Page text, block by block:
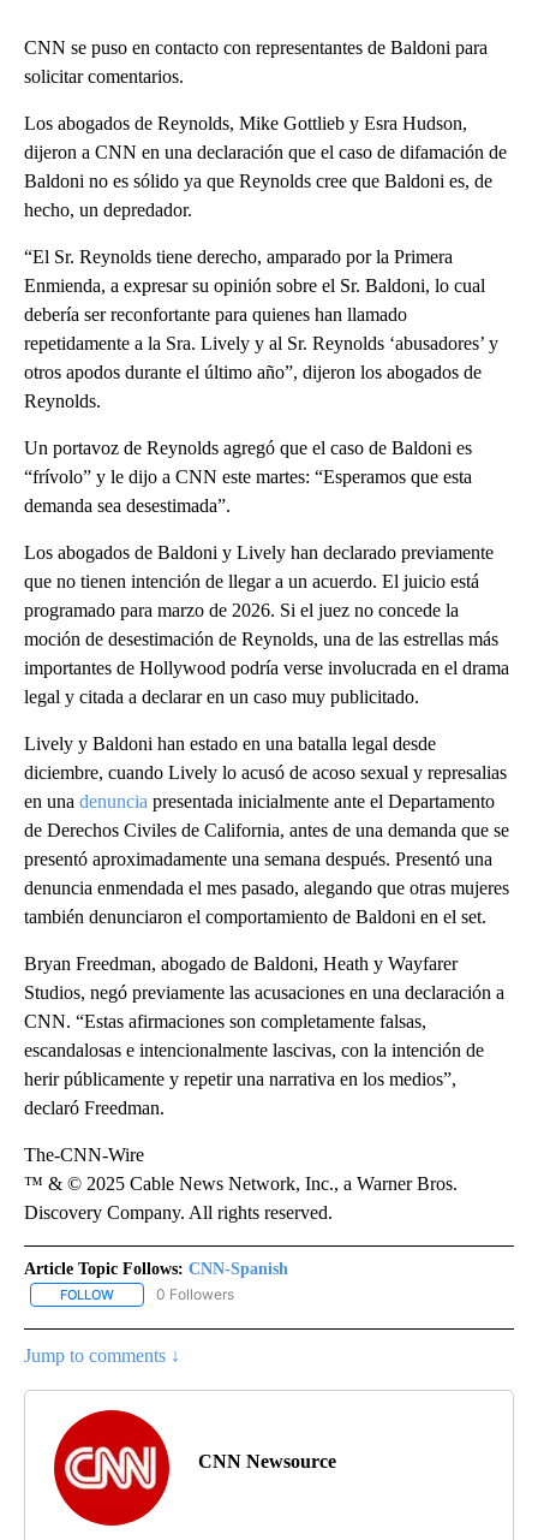
CNN se puso en contacto con representantes de Baldoni para
solicitar comentarios.
Los abogados de Reynolds, Mike Gottlieb y Esra Hudson,
dijeron a CNN en una declaración que el caso de difamación de
Baldoni no es sólido ya que Reynolds cree que Baldoni es, de
hecho, un depredador.
“El Sr. Reynolds tiene derecho, amparado por la Primera
Enmienda, a expresar su opinión sobre el Sr. Baldoni, lo cual
debería ser reconfortante para quienes han llamado
repetidamente a la Sra. Lively y al Sr. Reynolds ‘abusadores’ y
otros apodos durante el último año”, dijeron los abogados de
Reynolds.
Un portavoz de Reynolds agregó que el caso de Baldoni es
“frívolo” y le dijo a CNN este martes: “Esperamos que esta
demanda sea desestimada”.
Los abogados de Baldoni y Lively han declarado previamente
que no tienen intención de llegar a un acuerdo. El juicio está
programado para marzo de 2026. Si el juez no concede la
moción de desestimación de Reynolds, una de las estrellas más
importantes de Hollywood podría verse involucrada en el drama
legal y citada a declarar en un caso muy publicitado.
Lively y Baldoni han estado en una batalla legal desde
diciembre, cuando Lively lo acusó de acoso sexual y represalias
en una denuncia presentada inicialmente ante el Departamento
de Derechos Civiles de California, antes de una demanda que se
presentó aproximadamente una semana después. Presentó una
denuncia enmendada el mes pasado, alegando que otras mujeres
también denunciaron el comportamiento de Baldoni en el set.
Bryan Freedman, abogado de Baldoni, Heath y Wayfarer
Studios, negó previamente las acusaciones en una declaración a
CNN. “Estas afirmaciones son completamente falsas,
escandalosas e intencionalmente lascivas, con la intención de
herir públicamente y repetir una narrativa en los medios”,
declaró Freedman.
The-CNN-Wire
™ & © 2025 Cable News Network, Inc., a Warner Bros.
Discovery Company. All rights reserved.
Article Topic Follows: CNN-Spanish
FOLLOW FOLLOW "CNN-SPANISH" TO RECEIVE NOTIFICATIONS ABOUT
0 Followers
Jump to comments ↓
CNN Newsource